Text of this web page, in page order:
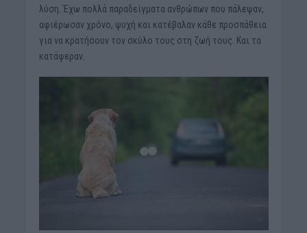
λύση. Έχω πολλά παραδείγματα ανθρώπων που πάλεψαν,
αφιέρωσαν χρόνο, ψυχή και κατέβαλαν κάθε προσπάθεια
για να κρατήσουν τον σκύλο τους στη ζωή τους. Και τα
κατάφεραν.